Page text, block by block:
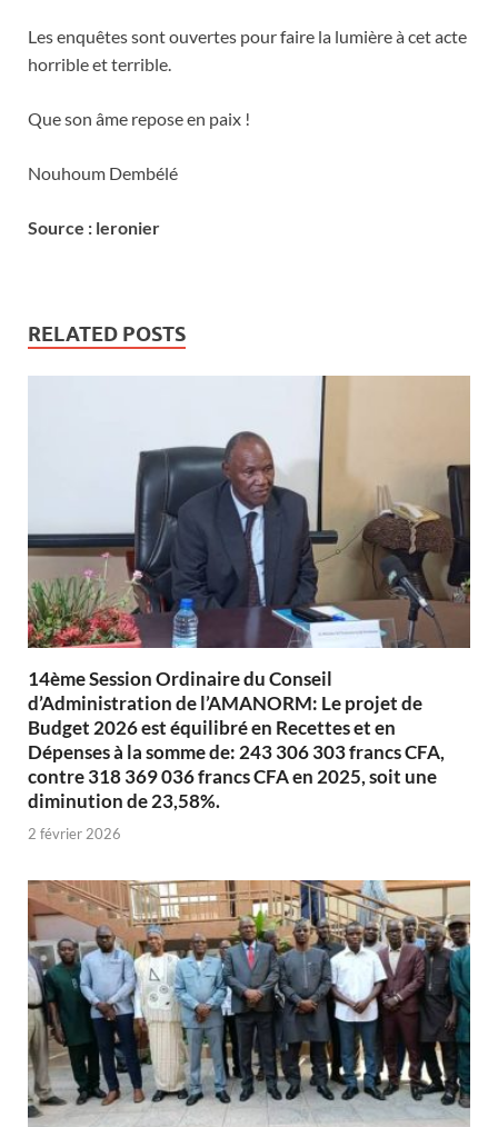
Les enquêtes sont ouvertes pour faire la lumière à cet acte
horrible et terrible.
Que son âme repose en paix !
Nouhoum Dembélé
Source : leronier
RELATED POSTS
14ème Session Ordinaire du Conseil
d’Administration de l’AMANORM: Le projet de
Budget 2026 est équilibré en Recettes et en
Dépenses à la somme de: 243 306 303 francs CFA,
contre 318 369 036 francs CFA en 2025, soit une
diminution de 23,58%.
2 février 2026